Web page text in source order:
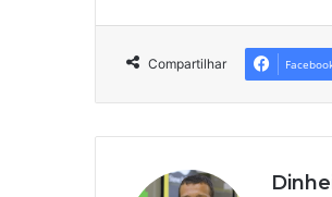
Compartilhar